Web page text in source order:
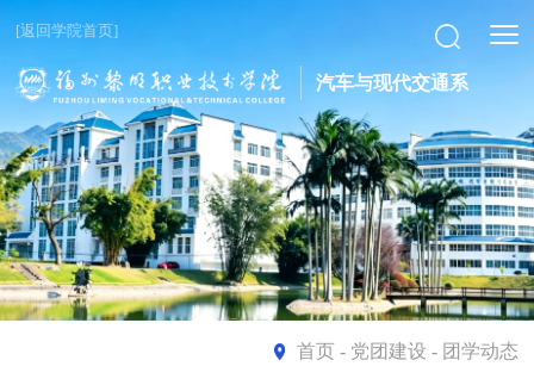
[返回学院首页]
汽车与现代交通系
首页- 党团建设 - 团学动态